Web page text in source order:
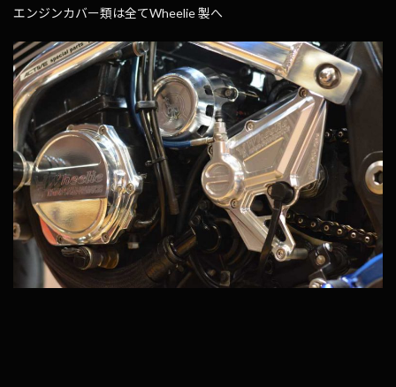
エンジンカバー類は全てWheelie 製へ